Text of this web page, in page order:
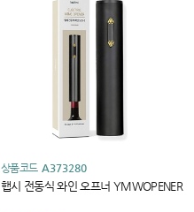
상품코드 A373280
햅시 전동식 와인 오프너 YMWOPENER